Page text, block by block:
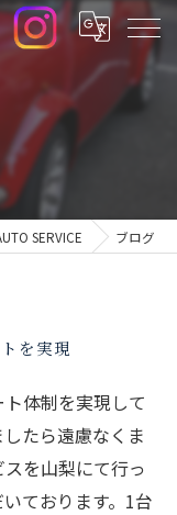
SERVICE ブログ
を実現
体制を実現して
たら遠慮なくま
を山梨にて行っ
ております。1台